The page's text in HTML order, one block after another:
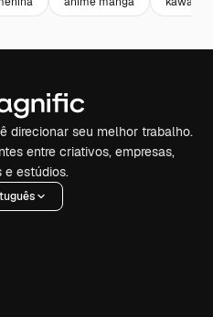
direcionar seu melhor trabalho.
entre criativos, empresas,
e estúdios.